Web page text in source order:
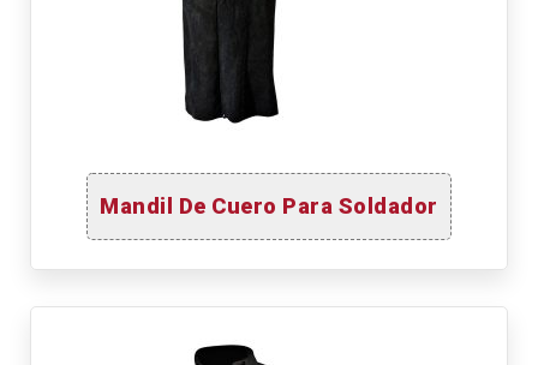
Mandil De Cuero Para Soldador